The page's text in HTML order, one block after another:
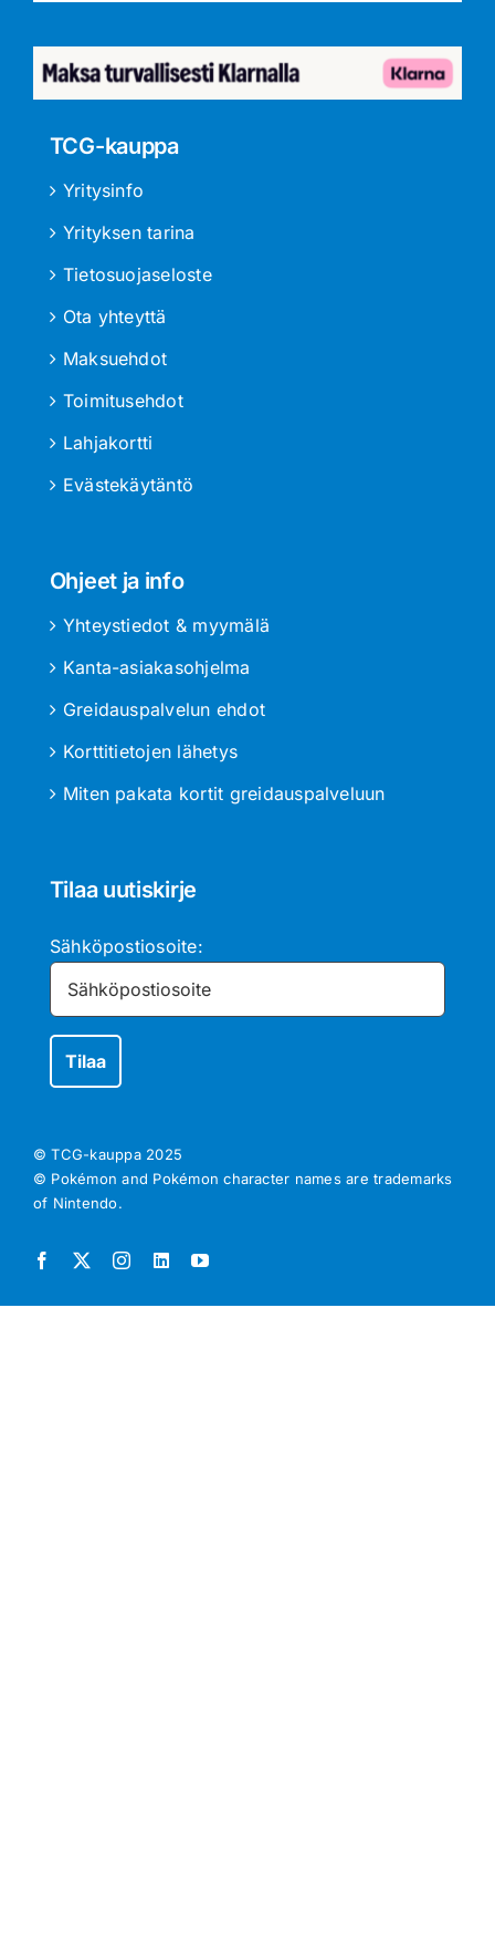
TCG-kauppa
Yritysinfo
Yrityksen tarina
Tietosuojaseloste
Ota yhteyttä
Maksuehdot
Toimitusehdot
Lahjakortti
Evästekäytäntö
Ohjeet ja info
Yhteystiedot & myymälä
Kanta-asiakasohjelma
Greidauspalvelun ehdot
Korttitietojen lähetys
Miten pakata kortit greidauspalveluun
Tilaa uutiskirje
Sähköpostiosoite:
© TCG-kauppa 2025
© Pokémon and Pokémon character names are trademarks
of Nintendo.